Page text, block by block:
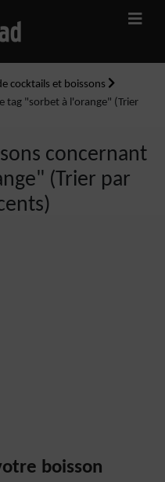
cocktails et boissons
tag "sorbet à l'orange" (Trier
concernant
(Trier par
boisson